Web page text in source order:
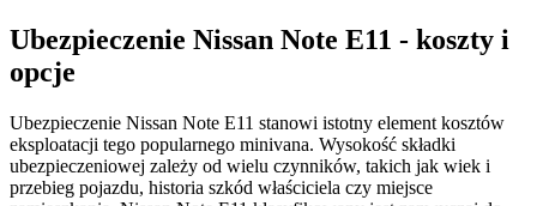
Ubezpieczenie Nissan Note E11 - koszty i
opcje
Ubezpieczenie Nissan Note E11 stanowi istotny element kosztów
eksploatacji tego popularnego minivana. Wysokość składki
ubezpieczeniowej zależy od wielu czynników, takich jak wiek i
przebieg pojazdu, historia szkód właściciela czy miejsce